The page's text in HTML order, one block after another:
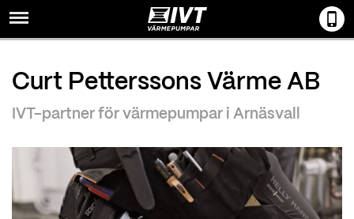
Curt Petterssons Värme AB
IVT-partner för värmepumpar i Arnäsvall